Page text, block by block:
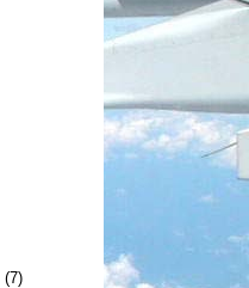
(7)